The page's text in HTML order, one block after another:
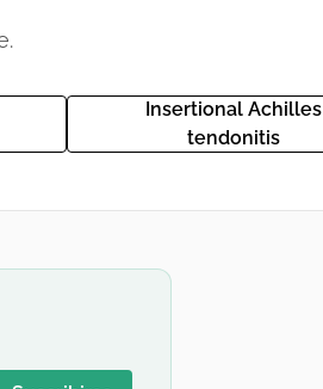
Insertional Achilles
tendonitis